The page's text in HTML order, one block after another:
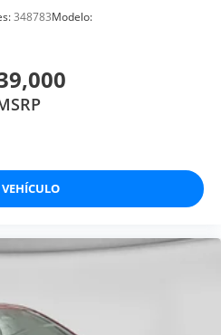
348783Modelo:
VEHÍCULO